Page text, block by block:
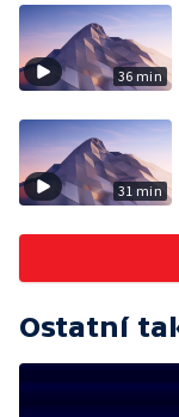
36 min
31 min
Ostatní